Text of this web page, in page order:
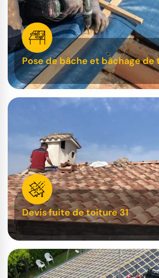
Pose de bâche et bâchage de
Devis fuite de toiture 31